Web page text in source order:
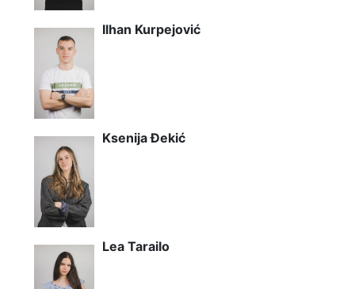
Ilhan Kurpejović
Ksenija Đekić
Lea Tarailo